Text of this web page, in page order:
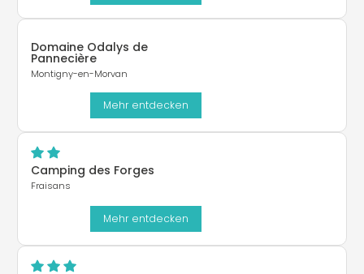
Domaine Odalys de
Pannecière
Montigny-en-Morvan
Mehr entdecken
Camping des Forges
Fraisans
Mehr entdecken